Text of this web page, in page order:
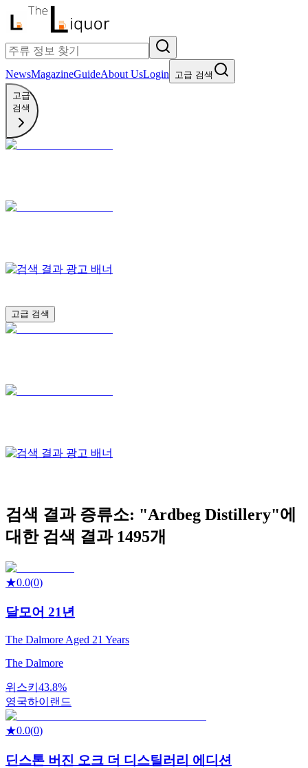
NewsMagazineGuideAbout UsLogin
고급 검색
고급
검색
고급 검색
검색 결과증류소: "Ardbeg Distillery"에
대한 검색 결과 1495개
★0.0(0)
달모어 21년
The Dalmore Aged 21 Years
The Dalmore
위스키 43.8%
영국하이랜드
★0.0(0)
딘스톤 버진 오크 더 디스틸러리 에디션